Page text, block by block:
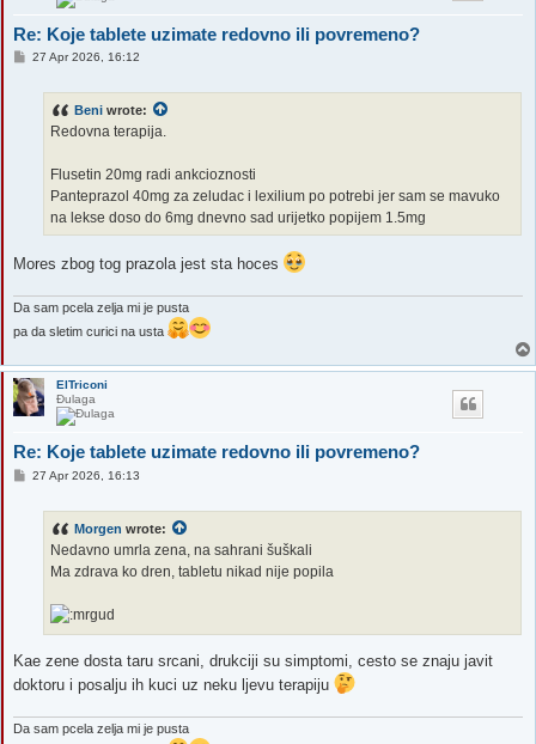
Re: Koje tablete uzimate redovno ili povremeno?
P27 Apr 2026, 16:12
Beni wrote:
Redovna terapija.
Flusetin 20mg radi ankcioznosti
Panteprazol 40mg za zeludac i lexilium po potrebi jer sam se mavuko
na lekse doso do 6mg dnevno sad urijetko popijem 1.5mg
Mores zbog tog prazola jest sta hoces
Da sam pcela zelja mi je pusta
pa da sletim curici na usta
ElTriconi
Đulaga
Re: Koje tablete uzimate redovno ili povremeno?
P27 Apr 2026, 16:13
Morgen wrote:
Nedavno umrla zena, na sahrani šuškali
Ma zdrava ko dren, tabletu nikad nije popila
Kae zene dosta taru srcani, drukciji su simptomi, cesto se znaju javit
doktoru i posalju ih kuci uz neku ljevu terapiju
Da sam pcela zelja mi je pusta